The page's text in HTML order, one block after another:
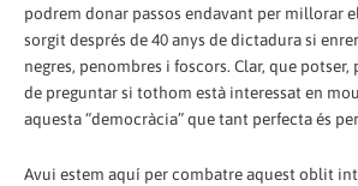
podrem donar passos endavant per millorar
sorgit després de 40 anys de dictadura si
negres, penombres i foscors. Clar, que
de preguntar si tothom està interessat en
aquesta “democràcia” que tant perfecta és
Avui estem aquí per combatre aquest oblit